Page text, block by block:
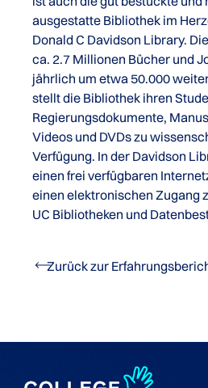
ausgestatte Bibliothek im
Donald C Davidson Library.
ca. 2.7 Millionen Bücher und
jährlich um etwa 50.000
stellt die Bibliothek ihren
Regierungsdokumente,
Videos und DVDs zu
Verfügung. In der Davidson
einen frei verfügbaren
einen elektronischen Zugang
UC Bibliotheken und
Zurück zur